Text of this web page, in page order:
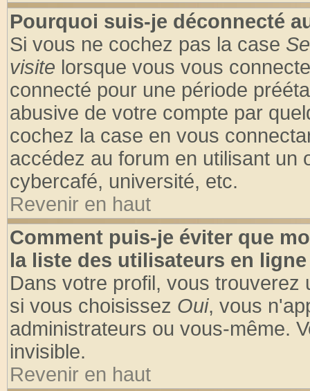
Pourquoi suis-je déconnecté
Si vous ne cochez pas la case
visite lorsque vous vous
connecté pour une période
abusive de votre compte par
cochez la case en vous
accédez au forum en utilisant un
cybercafé, université, etc.
Revenir en haut
Comment puis-je éviter que
la liste des utilisateurs en
Dans votre profil, vous trouverez
si vous choisissez Oui, vous
administrateurs ou vous-même.
invisible.
Revenir en haut